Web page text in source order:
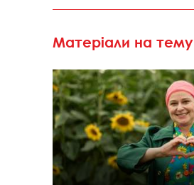
Матеріали на тему